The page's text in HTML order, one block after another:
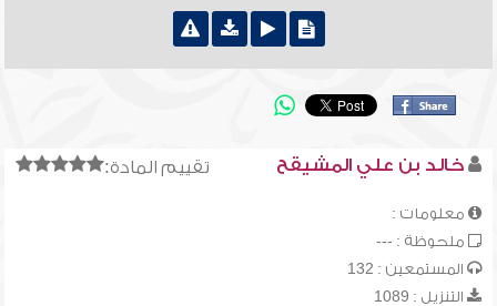
تقييم المادة: خالد بن علي المشيقح
معلومات :
ملحوظة : ---
المستمعين : 132
التنزيل : 1089